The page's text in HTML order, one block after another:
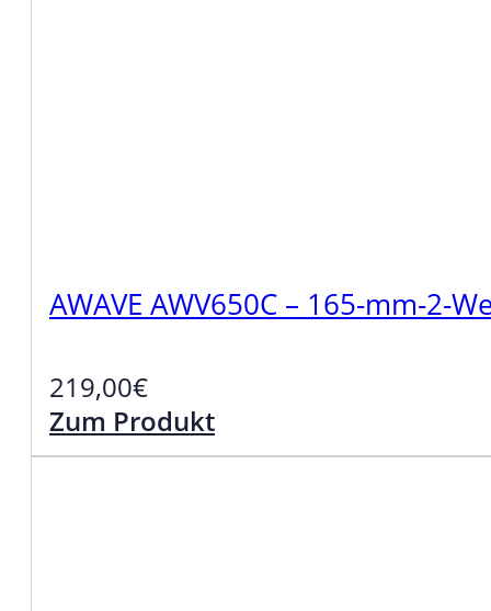
AWAVE AWV650C – 165-mm-2-
219,00€
Zum Produkt